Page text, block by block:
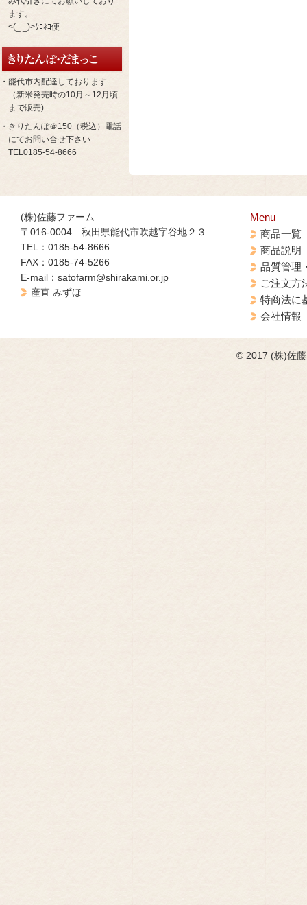
ます。
<(_ _)>ｸﾛﾈｺ便
・能代市内配達しております
（新米発売時の10月～12月頃
まで販売)
・きりたんぽ＠150（税込）電話
にてお問い合せ下さい
TEL0185-54-8666
(株)佐藤ファーム
〒016-0004 秋田県能代市吹越字谷地２３
TEL：0185-54-8666
FAX：0185-74-5266
E-mail：satofarm@shirakami.or.jp
産直 みずほ
Menu
商品一覧
商品説明
品質管理
ご注文方
特商法に
会社情報
© 2017 (株)佐